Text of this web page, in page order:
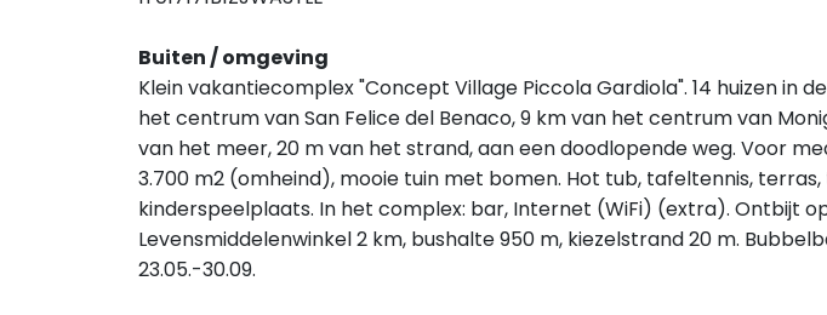
Buiten / omgeving
Klein vakantiecomplex "Concept Village Piccola Gardiola". 14 huizen in
het centrum van San Felice del Benaco, 9 km van het centrum van
van het meer, 20 m van het strand, aan een doodlopende weg. Voor
3.700 m2 (omheind), mooie tuin met bomen. Hot tub, tafeltennis,
kinderspeelplaats. In het complex: bar, Internet (WiFi) (extra). Ontbijt
Levensmiddelenwinkel 2 km, bushalte 950 m, kiezelstrand 20 m.
23.05.-30.09.